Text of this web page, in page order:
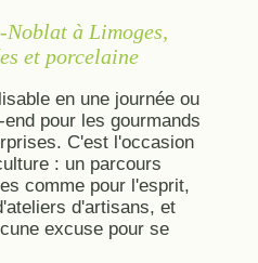
Noblat à Limoges,
et porcelaine
en une journée ou
end pour les gourmands
C'est l'occasion
: un parcours
comme pour l'esprit,
d'artisans, et
excuse pour se